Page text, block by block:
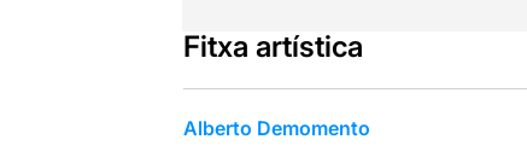
Fitxa artística
Alberto Demomento